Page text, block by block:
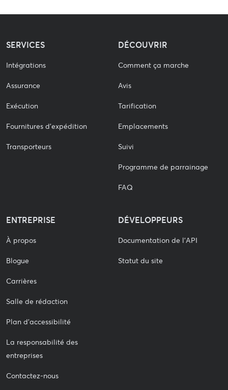
SERVICES
Intégrations
Assurance
Exécution
Fournitures d'expédition
Transporteurs
DÉCOUVRIR
Comment ça marche
Avis
Tarification
Emplacements
Suivi
Programme de parrainage
FAQ
ENTREPRISE
À propos
Blogue
Carrières
Salle de rédaction
Plan d'accessibilité
La responsabilité des
entreprises
Contactez-nous
DÉVELOPPEURS
Documentation de l'API
Statut du site